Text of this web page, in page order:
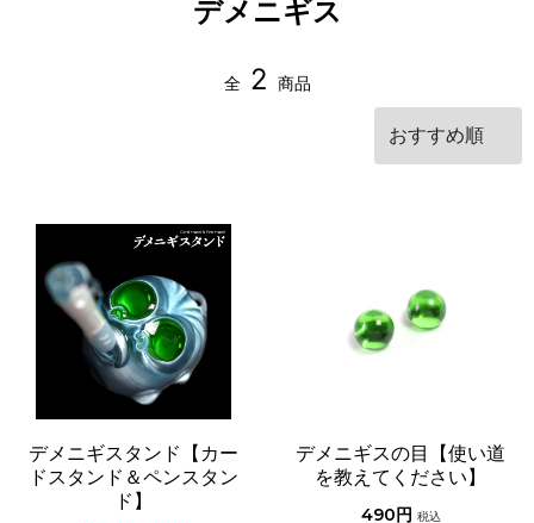
デメニギス
全 2 商品
デメニギスタンド【カー
ドスタンド＆ペンスタン
ド】
デメニギスの目【使い道
を教えてください】
490円 税込